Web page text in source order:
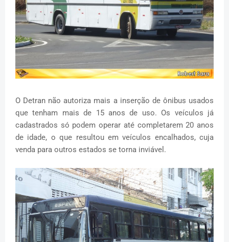
O Detran não autoriza mais a inserção de ônibus usados
que tenham mais de 15 anos de uso. Os veículos já
cadastrados só podem operar até completarem 20 anos
de idade, o que resultou em veículos encalhados, cuja
venda para outros estados se torna inviável.